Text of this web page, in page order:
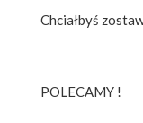
Chciałbyś
POLECAMY !